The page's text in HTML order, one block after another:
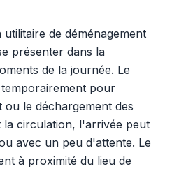
de déménagement
présenter dans la
de la journée. Le
pour
le déchargement des
circulation, l'arrivée peut
avec un peu d'attente. Le
à proximité du lieu de